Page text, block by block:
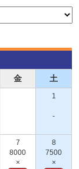
金 土
1
-
7
8000
×
8
7500
×